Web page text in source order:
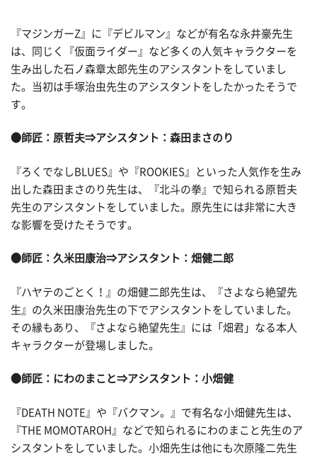
『マジンガーZ』に『デビルマン』などが有名な永井豪先生
は、同じく『仮面ライダー』など多くの人気キャラクターを
生み出した石ノ森章太郎先生のアシスタントをしていまし
た。当初は手塚治虫先生のアシスタントをしたかったそうで
す。
●師匠：原哲夫⇒アシスタント：森田まさのり
『ろくでなしBLUES』や『ROOKIES』といった人気作を生み
出した森田まさのり先生は、『北斗の拳』で知られる原哲夫
先生のアシスタントをしていました。原先生には非常に大き
な影響を受けたそうです。
●師匠：久米田康治⇒アシスタント：畑健二郎
『ハヤテのごとく！』の畑健二郎先生は、『さよなら絶望先
生』の久米田康治先生の下でアシスタントをしていました。
その縁もあり、『さよなら絶望先生』には「畑君」なる本人
キャラクターが登場しました。
●師匠：にわのまこと⇒アシスタント：小畑健
『DEATH NOTE』や『バクマン。』で有名な小畑健先生は、
『THE MOMOTAROH』などで知られるにわのまこと先生のア
シスタントをしていました。小畑先生は他にも次原隆二先生